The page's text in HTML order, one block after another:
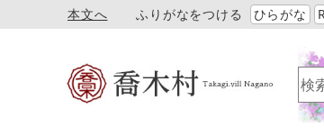
本文へ ふりがなをつける ひらがな